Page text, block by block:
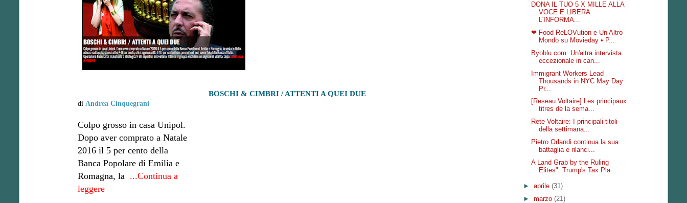
BOSCHI & CIMBRI / ATTENTI A QUEI DUE
di Andrea Cinquegrani
Colpo grosso in casa Unipol.
Dopo aver comprato a Natale
2016 il 5 per cento della
Banca Popolare di Emilia e
Romagna, la ...Continua a
leggere
DONA IL TUO 5 X MILLE ALLA
VOCE E LIBERA
L'INFORMA...
❤ Food ReLOVution e Un Altro
Mondo su Movieday • P...
Byoblu.com: Un'altra intervista
eccezionale in can...
Immigrant Workers Lead
Thousands in NYC May Day
Pr...
[Reseau Voltaire] Les principaux
titres de la sema...
Rete Voltaire: I principali titoli
della settimana...
Pietro Orlandi continua la sua
battaglia e rilanci...
A Land Grab by the Ruling
Elites": Trump's Tax Pla...
► aprile (31)
► marzo (21)